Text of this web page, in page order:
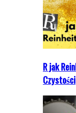
R jak
Czystości